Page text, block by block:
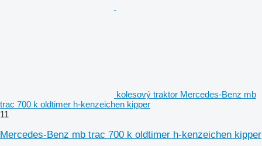
kolesový traktor Mercedes-Benz mb
trac 700 k oldtimer h-kenzeichen kipper
11
Mercedes-Benz mb trac 700 k oldtimer h-kenzeichen kipper